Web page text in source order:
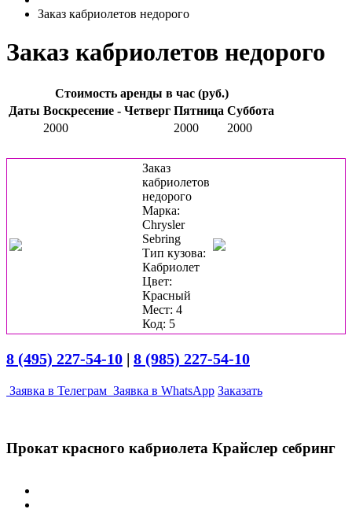
Заказ кабриолетов недорого
Заказ кабриолетов недорого
Стоимость аренды в час (руб.)
Даты Воскресение - Четверг Пятница Суббота
2000
2000 2000
Заказ
кабриолетов
недорого
Марка:
Chrysler
Sebring
Тип кузова:
Кабриолет
Цвет:
Красный
Мест: 4
Код: 5
8 (495) 227-54-10 | 8 (985) 227-54-10
Заявка в Телеграм Заявка в WhatsApp Заказать
Прокат красного кабриолета Крайслер себринг